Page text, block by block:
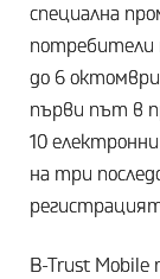
специална
потребители
до 6 октомври
първи път в
10
на три
B-Trust Mobile